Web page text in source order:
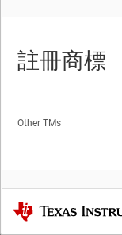
註冊商標
Other TMs
重要声明和免
Texas Instruments